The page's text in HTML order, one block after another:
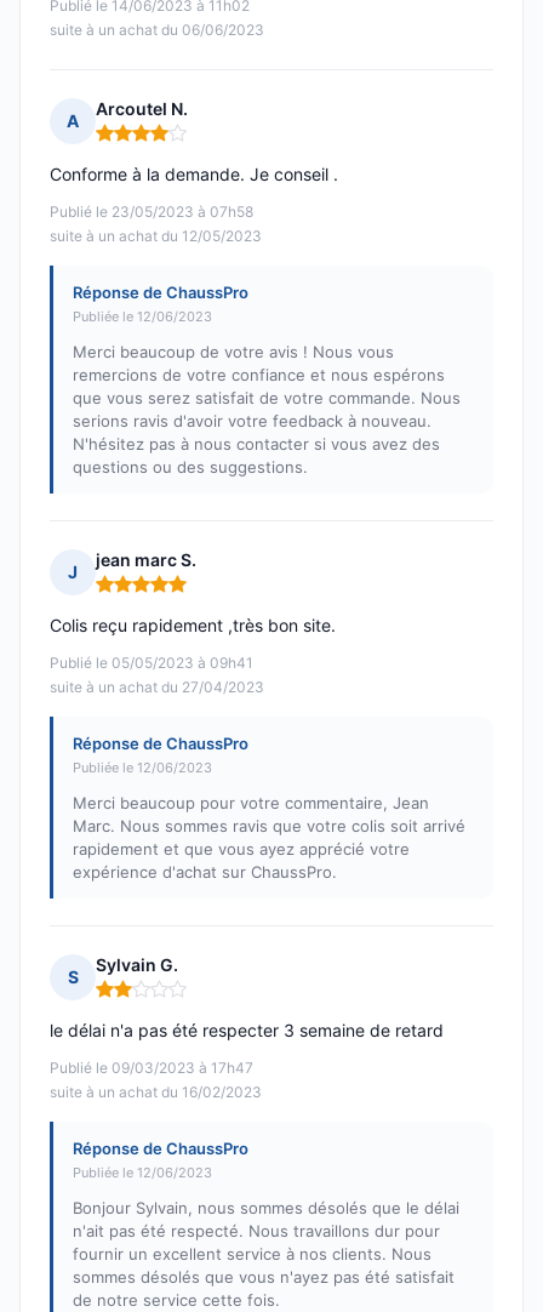
Publié le 14/06/2023 à 11h02
suite à un achat du 06/06/2023
A
Arcoutel N.
Note : 4 sur 5
Publié le 23/05/2023 à 07h58
suite à un achat du 12/05/2023
Conforme à la demande. Je conseil .
Réponse de ChaussPro
Publiée le 12/06/2023
Merci beaucoup de votre avis ! Nous vous
remercions de votre confiance et nous espérons
que vous serez satisfait de votre commande. Nous
serions ravis d'avoir votre feedback à nouveau.
N'hésitez pas à nous contacter si vous avez des
questions ou des suggestions.
J
jean marc S.
Note : 5 sur 5
Publié le 05/05/2023 à 09h41
suite à un achat du 27/04/2023
Colis reçu rapidement ,très bon site.
Réponse de ChaussPro
Publiée le 12/06/2023
Merci beaucoup pour votre commentaire, Jean
Marc. Nous sommes ravis que votre colis soit arrivé
rapidement et que vous ayez apprécié votre
expérience d'achat sur ChaussPro.
S
Sylvain G.
Note : 2 sur 5
Publié le 09/03/2023 à 17h47
suite à un achat du 16/02/2023
le délai n'a pas été respecter 3 semaine de retard
Réponse de ChaussPro
Publiée le 12/06/2023
Bonjour Sylvain, nous sommes désolés que le délai
n'ait pas été respecté. Nous travaillons dur pour
fournir un excellent service à nos clients. Nous
sommes désolés que vous n'ayez pas été satisfait
de notre service cette fois.